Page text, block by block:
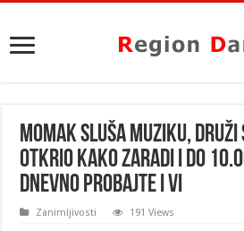
MOMAK SLUŠA MUZIKU, DRUŽI
Otkrio kako ZARADI i do
dnevno PROBAJTE I VI
Zanimljivosti 191 Views